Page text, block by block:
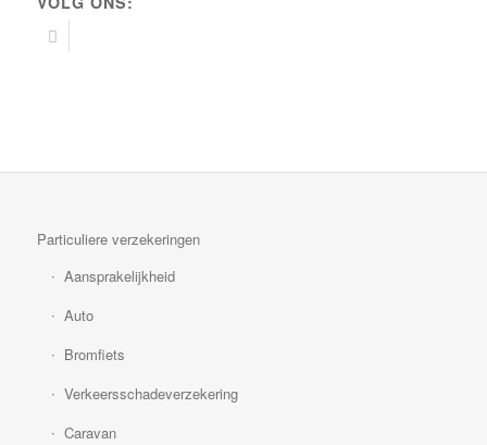
Particuliere verzekeringen
Aansprakelijkheid
Auto
Bromfiets
Verkeersschadeverzekering
Caravan